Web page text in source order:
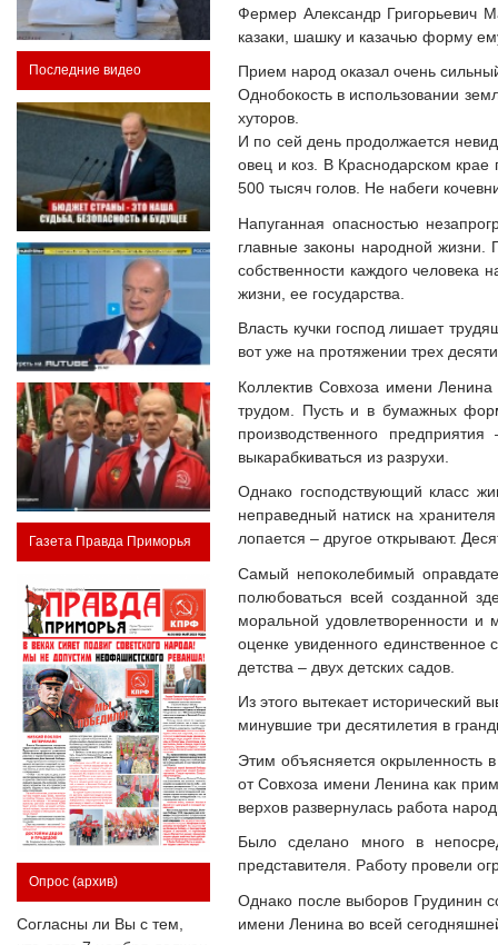
Последние видео
Газета Правда Приморья
Опрос (архив)
Согласны ли Вы с тем,
Фермер Александр Григорьевич
казаки, шашку и казачью форму
Прием народ оказал очень
Однобокость в использовании
хуторов.
И по сей день продолжается
овец и коз. В Краснодарском крае
500 тысяч голов. Не набеги
Напуганная опасностью
главные законы народной
собственности каждого человека
жизни, ее государства.
Власть кучки господ лишает
вот уже на протяжении трех
Коллектив Совхоза имени
трудом. Пусть и в бумажных
производственного
выкарабкиваться из разрухи.
Однако господствующий класс
неправедный натиск на
лопается – другое открывают.
Самый непоколебимый
полюбоваться всей созданной
моральной удовлетворенности и
оценке увиденного
детства – двух детских садов.
Из этого вытекает исторический
минувшие три десятилетия в
Этим объясняется окрыленность
от Совхоза имени Ленина как
верхов развернулась работа
Было сделано много в
представителя. Работу провели
Однако после выборов Грудинин
имени Ленина во всей